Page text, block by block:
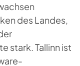
des Landes,
stark. Tallinn ist